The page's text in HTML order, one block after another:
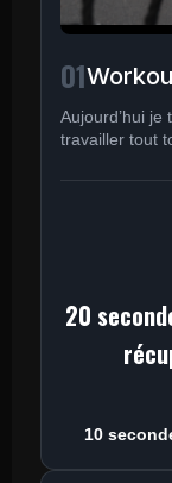
01
Aujourd’hui je
travailler tout
20
10